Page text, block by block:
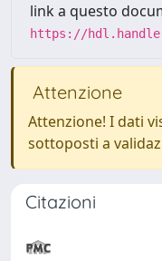
link a questo
https://
Attenzione
Attenzione! I dati
sottoposti a
Citazioni